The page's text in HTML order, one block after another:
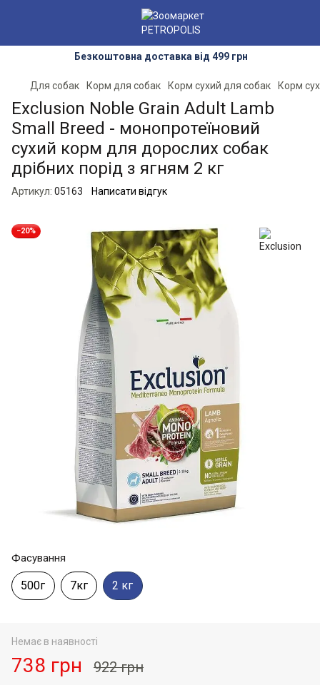
Безкоштовна доставка від 499 грн
Для собак Корм для собак Корм сухий для собак Корм
Exclusion Noble Grain Adult Lamb
Small Breed - монопротеїновий
сухий корм для дорослих собак
дрібних порід з ягням 2 кг
Артикул: 05163 Написати відгук
−20%
Фасування
500г 7кг 2 кг
Немає в наявності
738 грн 922 грн